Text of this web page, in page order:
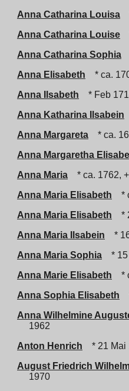
Anna Catharina Louisa
Anna Catharina Louise
Anna Catharina Sophia
Anna Elisabeth
* ca.
Anna Ilsabeth
* Feb
Anna Katharina Ilsabein
Anna Margareta
* ca.
Anna Margaretha
Anna Maria
* ca. 1762,
Anna Maria Elisabeth
*
Anna Maria Elisabeth
*
Anna Maria Ilsabein
*
Anna Maria Sophia
*
Anna Marie Elisabeth
*
Anna Sophia Elisabeth
Anna Wilhelmine
1962
Anton Henrich
* 21 Mai
August Friedrich
1970